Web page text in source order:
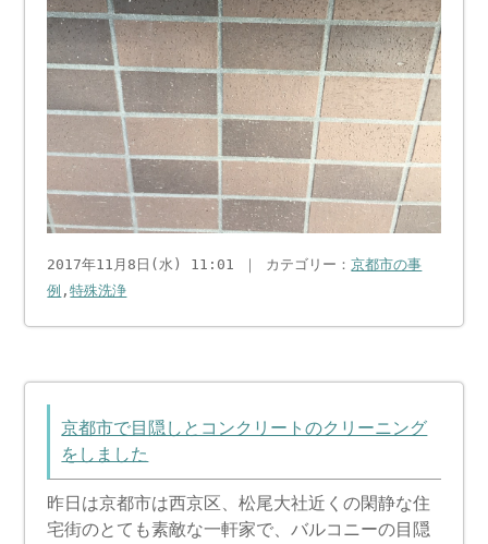
2017年11月8日(水) 11:01 ｜ カテゴリー：京都市の事
例 ,特殊洗浄
京都市で目隠しとコンクリートのクリーニング
をしました
昨日は京都市は西京区、松尾大社近くの閑静な住
宅街のとても素敵な一軒家で、バルコニーの目隠